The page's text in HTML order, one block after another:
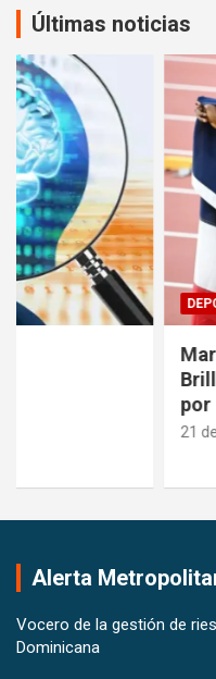
Últimas noticias
DEPORTE
Marileidy Paulino:
Brilla en las Pistas
por la Realeza
21 de febrero de 2026
Alerta
Vocero de la gestión de
Dominicana